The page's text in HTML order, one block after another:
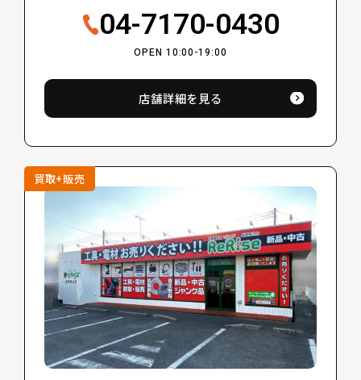
04-7170-0430
OPEN 10:00-19:00
店舗詳細を見る
買取+販売